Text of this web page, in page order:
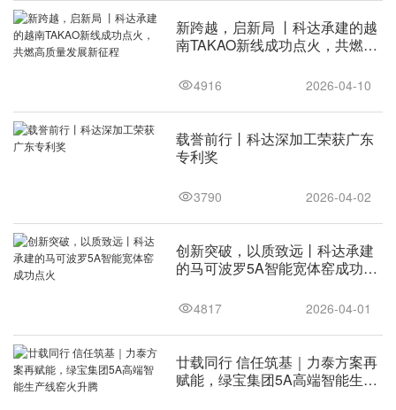
新跨越，启新局 丨科达承建的越
南TAKAO新线成功点火，共燃高
2026-04-10
4916
载誉前行丨科达深加工荣获广东
专利奖
2026-04-02
3790
创新突破，以质致远丨科达承建
的马可波罗5A智能宽体窑成功点
2026-04-01
4817
廿载同行 信任筑基｜力泰方案再
赋能，绿宝集团5A高端智能生产